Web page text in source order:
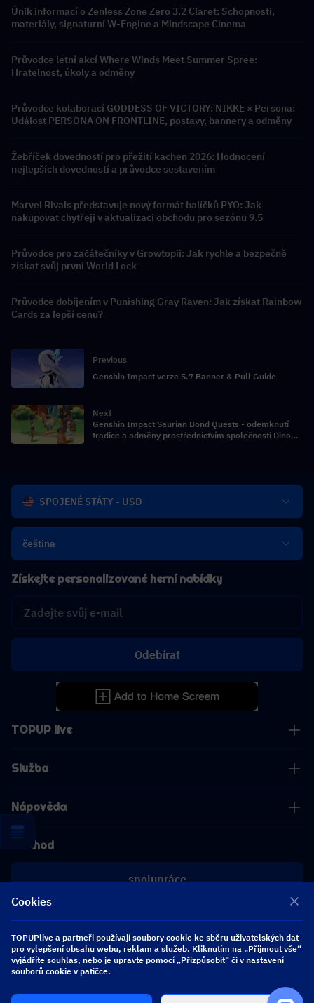
Únik informací o Zenless Zone Zero 3.2 Claret: Schopnosti,
materiály, signaturní W-Engine a Mindscape Cinema
Průvodce letní akcí Where Winds Meet Summer Spree:
Hratelnost, úkoly a odměny
Průvodce kolaborací GODDESS OF VICTORY: NIKKE × Persona:
Událost PERSONA ON FRONTLINE, postavy, bannery a odměny
Žebříček dovedností pro přežití kachen 2026: Hodnocení
nejlepších dovedností a průvodce sestavením
Marvel Rivals představuje nový formát balíčků PYO: Jak
nakupovat chytřeji v aktualizaci obchodu pro sezónu 9.5
Průvodce pro začátečníky v Growtopii: Jak rychle a bezpečně
získat svůj první World Lock
Průvodce dobíjením v Punishing Gray Raven: Jak získat Rainbow
Cards za lepší cenu?
Previous
Genshin Impact verze 5.7 Banner & Pull Guide
Next
Genshin Impact Saurian Bond Quests - odemknutí
tradice a odměny prostřednictvím společnosti Dino
SPOJENÉ STÁTY - USD
čeština
TOPUP live
Služba
Nápověda
Obchod
spolupráce
[email protected]
Získejte personalizované herní nabídky
Odebírat
Sledujte nás
Cookies
TOPUPlive a partneři používají soubory cookie ke sběru uživatelských dat
pro vylepšení obsahu webu, reklam a služeb. Kliknutím na „Přijmout vše“
vyjádříte souhlas, nebo je upravte pomocí „Přizpůsobit“ či v nastavení
souborů cookie v patičce.